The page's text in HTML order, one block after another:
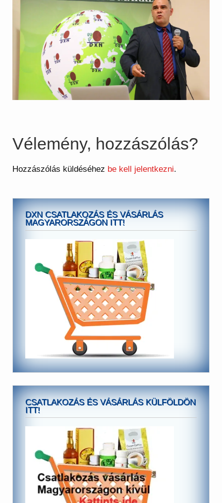
Vélemény, hozzászólás?
Hozzászólás küldéséhez be kell jelentkezni.
DXN CSATLAKOZÁS ÉS VÁSÁRLÁS
MAGYARORSZÁGON ITT!
CSATLAKOZÁS ÉS VÁSÁRLÁS KÜLFÖLDÖN
ITT!